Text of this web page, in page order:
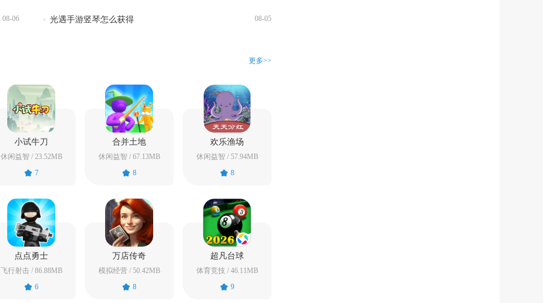
08-06 光遇手游竖琴怎么获得 08-05
更多>>
小试牛刀
休闲益智 / 23.52MB
7
合并土地
休闲益智 / 67.13MB
8
欢乐渔场
休闲益智 / 57.94MB
8
点点勇士
飞行射击 / 86.88MB
6
万店传奇
模拟经营 / 50.42MB
8
超凡台球
体育竞技 / 46.11MB
9